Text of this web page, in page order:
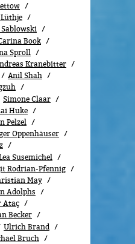
Book
Sproll
Kranebitter
Anil Shah
Simone Claar
Huke
Pelzel
Oppenhäuser
Susemichel
Rodrian-Pfennig
May
Adolphs
Ataç
Becker
Ulrich Brand
Bruch